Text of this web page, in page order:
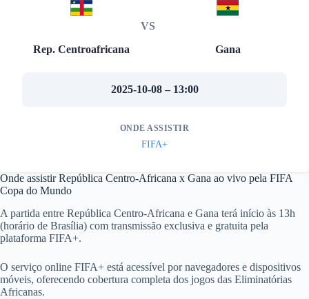
Rep. Centroafricana
VS
Gana
2025-10-08 – 13:00
ONDE ASSISTIR
FIFA+
Onde assistir República Centro-Africana x Gana ao vivo pela FIFA
Copa do Mundo
A partida entre República Centro-Africana e Gana terá início às 13h
(horário de Brasília) com transmissão exclusiva e gratuita pela
plataforma FIFA+.
O serviço online FIFA+ está acessível por navegadores e dispositivos
móveis, oferecendo cobertura completa dos jogos das Eliminatórias
Africanas.